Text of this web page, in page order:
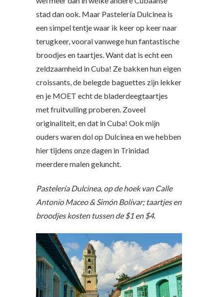
stad dan ook. Maar Pastelería Dulcinea is
een simpel tentje waar ik keer op keer naar
terugkeer, vooral vanwege hun fantastische
broodjes en taartjes. Want dat is echt een
zeldzaamheid in Cuba! Ze bakken hun eigen
croissants, de belegde baguettes zijn lekker
en je MOET echt de bladerdeegtaartjes
met fruitvulling proberen. Zoveel
originaliteit, en dat in Cuba! Ook mijn
ouders waren dol op Dulcinea en we hebben
hier tijdens onze dagen in Trinidad
meerdere malen geluncht.
Pastelería Dulcinea, op de hoek van Calle
Antonio Maceo & Simón Bolívar; taartjes en
broodjes kosten tussen de $1 en $4.